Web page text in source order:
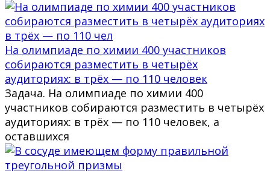
На олимпиаде по химии 400 участников
собираются разместить в четырёх
аудиториях: в трёх — по 110 человек
Задача. На олимпиаде по химии 400
участников собираются разместить в четырёх
аудиториях: в трёх — по 110 человек, а
оставшихся